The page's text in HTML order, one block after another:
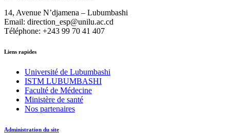
14, Avenue N’djamena – Lubumbashi
Email: direction_esp@unilu.ac.cd
Téléphone: +243 99 70 41 407
Liens rapides
Université de Lubumbashi
ISTM LUBUMBASHI
Faculté de Médecine
Ministère de santé
Nos partenaires
Administration du site